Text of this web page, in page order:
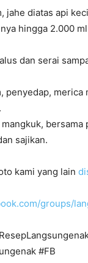
jahe diatas api
hingga 2.000
dan serai
penyedap, merica
bersama
sajikan.
kami yang lain
groups/
#FB